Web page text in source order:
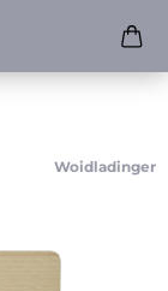
Woidladinger